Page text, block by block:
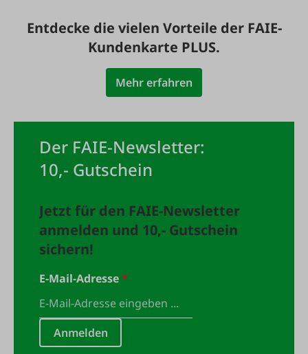
Entdecke die vielen Vorteile der FAIE-
Kundenkarte PLUS.
Mehr erfahren
Der FAIE-Newsletter:
10,- Gutschein
Jetzt für den FAIE-Newsletter
anmelden und 10,- Gutschein
sichern!
E-Mail-Adresse*
Anmelden